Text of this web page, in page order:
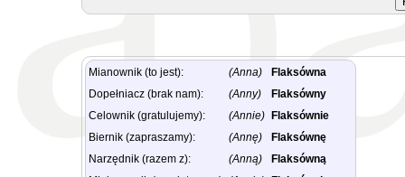
Mianownik (to jest): (Anna)
Flaksówna
Dopełniacz (brak nam):
(Anny)
Flaksówny
Celownik (gratulujemy):
(Annie)
Flaksównie
Biernik (zapraszamy):
(Annę)
Flaksównę
Narzędnik (razem z):
(Anną)
Flaksówną